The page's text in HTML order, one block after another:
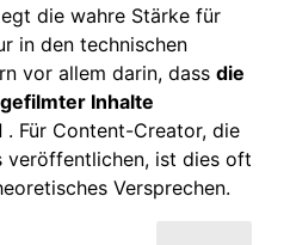
die wahre Stärke für
in den technischen
vor allem darin, dass die
Inhalte
. Für Content-Creator, die
veröffentlichen, ist dies oft
Versprechen.